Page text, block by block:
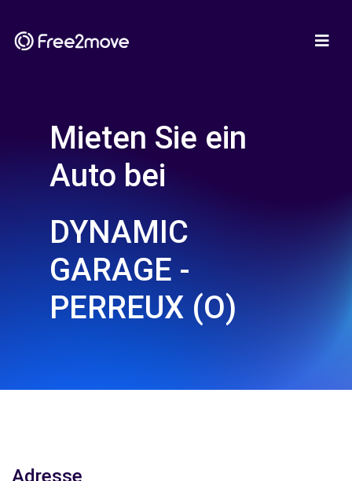
Mieten Sie ein
Auto bei
DYNAMIC
GARAGE -
PERREUX (O)
Adresse